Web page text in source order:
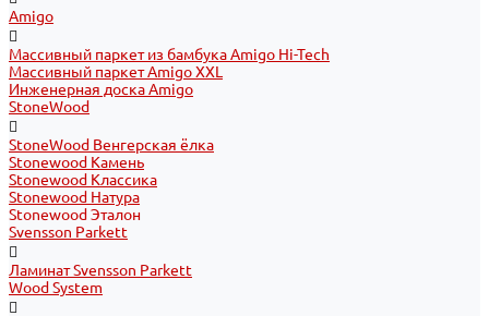
Amigo
Массивный паркет из бамбука Amigo Hi-Tech
Массивный паркет Amigo XXL
Инженерная доска Amigo
StoneWood
StoneWood Венгерская ёлка
Stonewood Камень
Stonewood Классика
Stonewood Натура
Stonewood Эталон
Svensson Parkett
Ламинат Svensson Parkett
Wood System